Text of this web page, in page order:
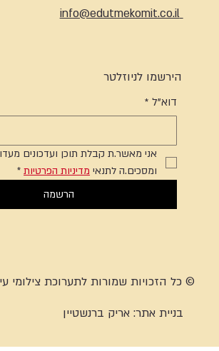
info@edutmekomit.co.il
הירשמו לניוזלטר
דוא"ל *
ומסכים.ה לתנאי מדיניות הפרטיות *
הרשמה
© כל הזכויות שמורות לתערוכת צילומי
בניית אתר:אריק ברנשטיין